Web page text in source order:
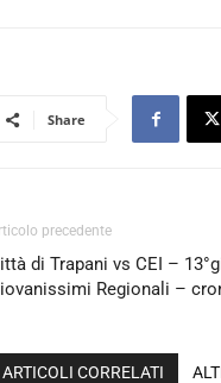
Share
precedente
di Trapani vs CEI –
Regionali –
ARTICOLI CORRELATI